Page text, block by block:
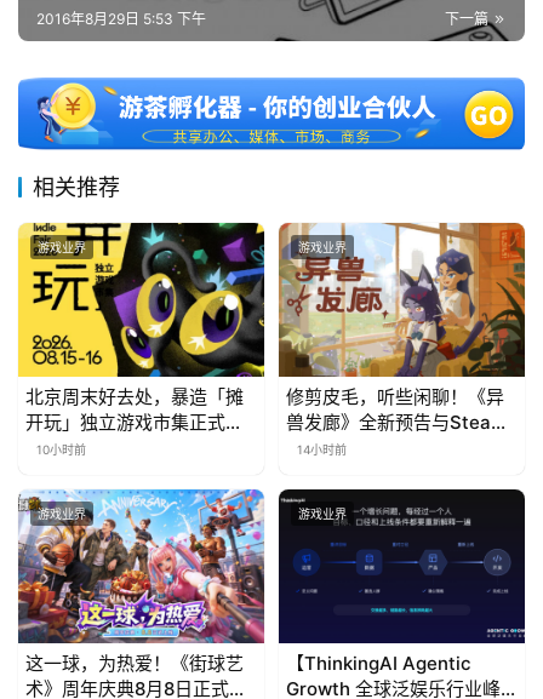
下一篇
2016年8月29日 5:53 下午
相关推荐
游戏业界
北京周末好去处，暴造「摊
开玩」独立游戏市集正式开
票！
10小时前
游戏业界
修剪皮毛，听些闲聊！《异
兽发廊》全新预告与Steam
免费试玩公开
14小时前
游戏业界
这一球，为热爱！《街球艺
术》周年庆典8月8日正式上
游戏业界
【ThinkingAI Agentic
Growth 全球泛娱乐行业峰